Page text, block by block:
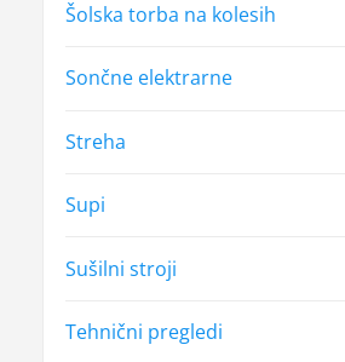
Šolska torba na kolesih
Sončne elektrarne
Streha
Supi
Sušilni stroji
Tehnični pregledi